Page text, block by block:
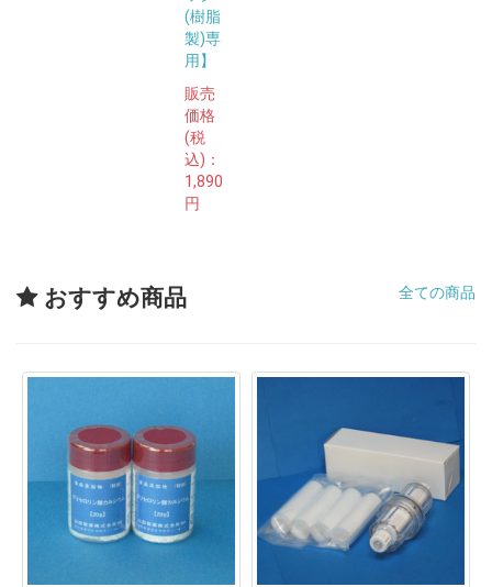
(樹脂
製)専
用】
販売
価格
(税
込)：
1,890
円
おすすめ商品 全ての商品